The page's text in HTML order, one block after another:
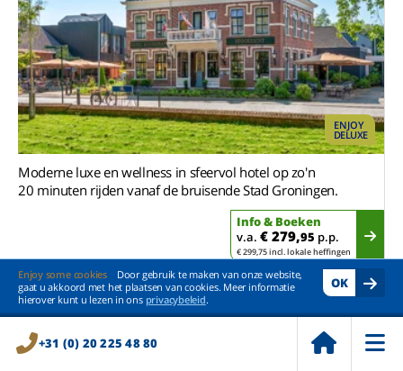
+31 (0) 20 225 48 80
Enjoy some cookies
Door gebruik te maken van onze website,
gaat u akkoord met het plaatsen van cookies. Meer informatie
hierover kunt u lezen in ons privacybeleid.
OK
ENJOY
DELUXE
Moderne luxe en wellness in sfeervol hotel op zo'n
20 minuten rijden vanaf de bruisende Stad Groningen.
Info & Boeken
v.a. € 279,95 p.p.
€ 299,75 incl. lokale heffingen
Niedersachsen
Enjoyhotel Harz